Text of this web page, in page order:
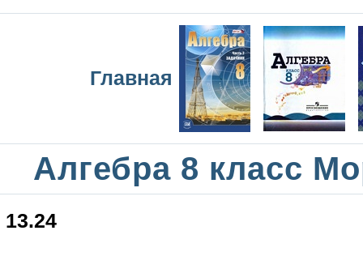
Главная
Алгебра 8 класс
13.24